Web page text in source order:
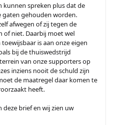
kunnen spreken plus dat de
gaten gehouden worden.
afwegen of zij tegen de
of niet. Daarbij moet wel
is aan onze eigen
bij de thuiswedstrijd
van onze supporters op
inziens nooit de schuld zijn
de maatregel daar komen te
heeft.
brief en wij zien uw